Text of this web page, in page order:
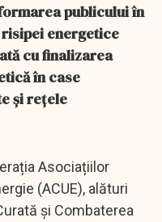
publicului în
energetice
cu finalizarea
în case
și rețele
Asociațiilor
(ACUE), alături
și Combaterea